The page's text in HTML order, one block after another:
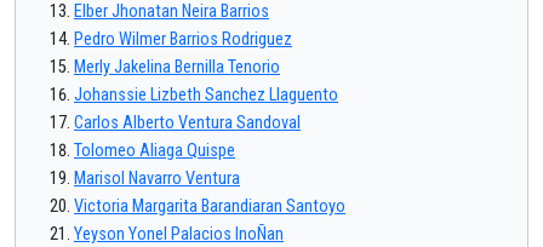
Elber Jhonatan Neira Barrios
Pedro Wilmer Barrios Rodriguez
Merly Jakelina Bernilla Tenorio
Johanssie Lizbeth Sanchez Llaguento
Carlos Alberto Ventura Sandoval
Tolomeo Aliaga Quispe
Marisol Navarro Ventura
Victoria Margarita Barandiaran Santoyo
Yeyson Yonel Palacios InoÑan